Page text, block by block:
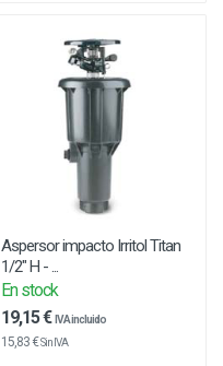
Aspersor impacto Irritol Titan
1/2" H - ...
En stock
19,15 € IVA incluido
15,83 €Sin IVA